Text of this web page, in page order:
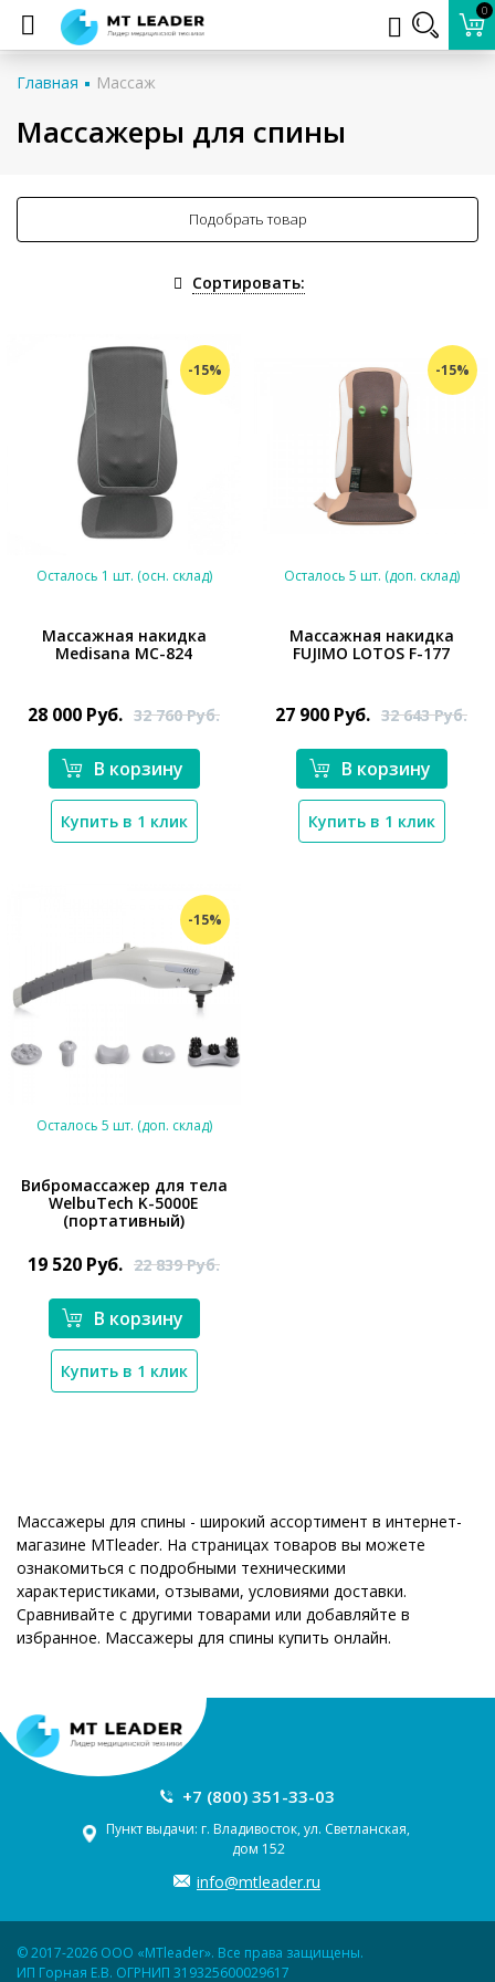
0
Главная Массаж
Массажеры для спины
Подобрать товар
Сортировать:
-15%
Осталось 1 шт. (осн. склад)
Массажная накидка
Medisana MC-824
28 000 Руб. 32 760Руб.
В корзину
Купить в 1 клик
-15%
*}
Осталось 5 шт. (доп. склад)
Массажная накидка
FUJIMO LOTOS F-177
27 900 Руб. 32 643Руб.
В корзину
Купить в 1 клик
-15%
*}
Осталось 5 шт. (доп. склад)
Вибромассажер для тела
WelbuTech K-5000E
(портативный)
19 520 Руб. 22 839Руб.
В корзину
Купить в 1 клик
Массажеры для спины - широкий ассортимент в интернет-
магазине MTleader. На страницах товаров вы можете
ознакомиться с подробными техническими
характеристиками, отзывами, условиями доставки.
Сравнивайте с другими товарами или добавляйте в
избранное. Массажеры для спины купить онлайн.
+7 (800) 351-33-03
Пункт выдачи: г. Владивосток, ул. Светланская,
дом 152
info@mtleader.ru
© 2017-2026 ООО «MTleader». Все права защищены.
ИП Горная Е.В. ОГРНИП 319325600029617